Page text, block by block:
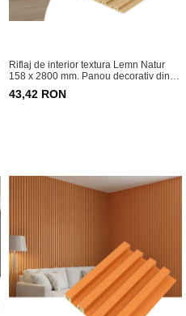
Riflaj de interior textura Lemn Natur
158 x 2800 mm. Panou decorativ din
WPC
43,42 RON